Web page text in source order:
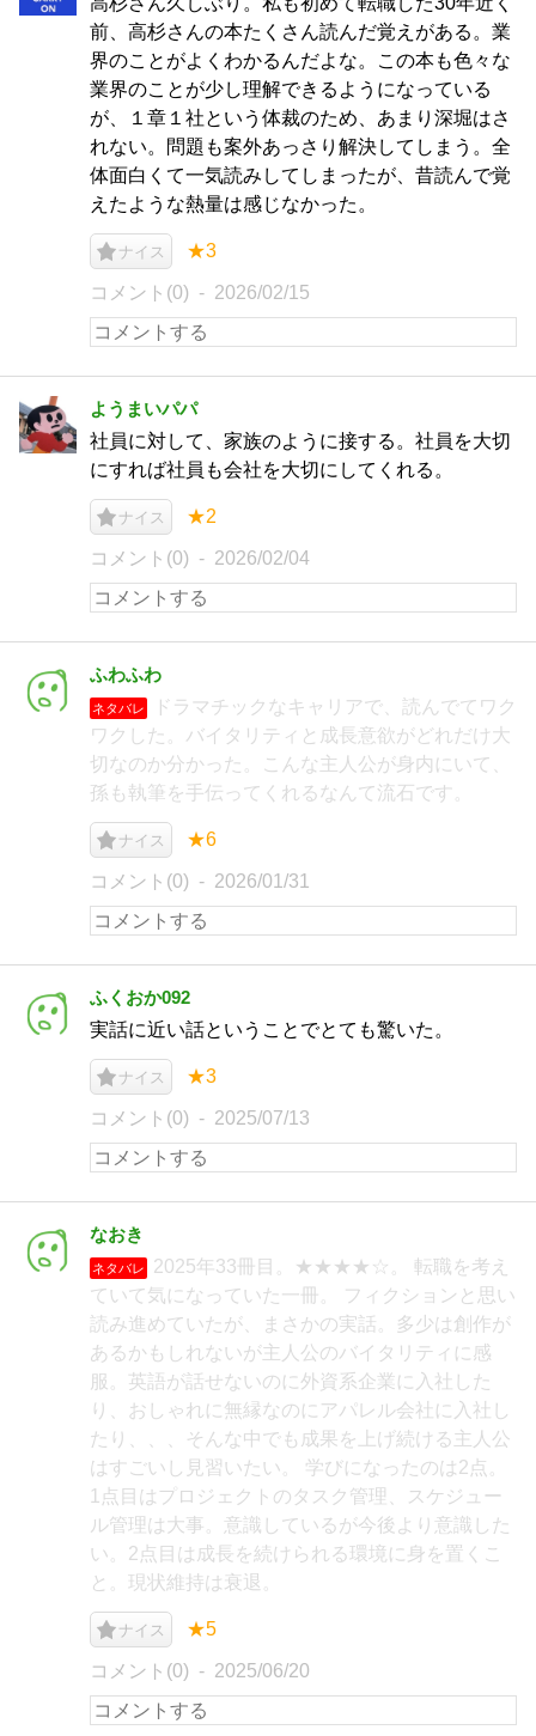
前、高杉さんの本たくさん読んだ覚えがある。業
界のことがよくわかるんだよな。この本も色々な
業界のことが少し理解できるようになっている
が、１章１社という体裁のため、あまり深堀はさ
れない。問題も案外あっさり解決してしまう。全
体面白くて一気読みしてしまったが、昔読んで覚
えたような熱量は感じなかった。
ナイス ★3
コメント(0) 2026/02/15
ようまいパパ
社員に対して、家族のように接する。社員を大切
にすれば社員も会社を大切にしてくれる。
ナイス ★2
コメント(0) 2026/02/04
ふわふわ
ネタバレ
ドラマチックなキャリアで、読んでてワク
ワクした。バイタリティと成長意欲がどれだけ大
切なのか分かった。こんな主人公が身内にいて、
孫も執筆を手伝ってくれるなんて流石です。
ナイス ★6
コメント(0) 2026/01/31
ふくおか092
実話に近い話ということでとても驚いた。
ナイス ★3
コメント(0) 2025/07/13
なおき
ネタバレ
2025年33冊目。★★★★☆。 転職を考え
ていて気になっていた一冊。 フィクションと思い
読み進めていたが、まさかの実話。多少は創作が
あるかもしれないが主人公のバイタリティに感
服。英語が話せないのに外資系企業に入社した
り、おしゃれに無縁なのにアパレル会社に入社し
たり、、、そんな中でも成果を上げ続ける主人公
はすごいし見習いたい。 学びになったのは2点。
1点目はプロジェクトのタスク管理、スケジュー
ル管理は大事。意識しているが今後より意識した
い。2点目は成長を続けられる環境に身を置くこ
と。現状維持は衰退。
ナイス ★5
コメント(0) 2025/06/20